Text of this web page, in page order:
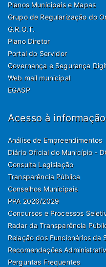
Planos Municipais e Mapas
Grupo de Regularização do
G.R.O.T.
Plano Diretor
Portal do Servidor
Governança e Segurança
Web mail municipal
EGASP
Acesso à informação
Análise de Empreendimentos
Diário Oficial do Município -
Consulta Legislação
Transparência Pública
Conselhos Municipais
PPA 2026/2029
Concursos e Processos
Radar da Transparência
Relação dos Funcionários da
Recomendações
Perguntas Frequentes